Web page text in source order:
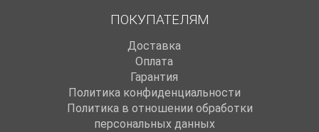
ПОКУПАТЕЛЯМ
Доставка
Оплата
Гарантия
Политика конфиденциальности
Политика в отношении обработки
персональных данных